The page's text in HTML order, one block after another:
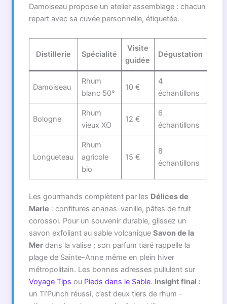
Damoiseau propose un atelier assemblage : chacun
repart avec sa cuvée personnelle, étiquetée.
Distillerie Spécialité
Visite
guidée
Dégustation
Damoiseau
Rhum
blanc 50°
10 €
4
échantillons
Bologne
Rhum
vieux XO
12 €
6
échantillons
Longueteau
Rhum
agricole
bio
15 €
8
échantillons
Les gourmands complètent par les Délices de
Marie : confitures ananas-vanille, pâtes de fruit
corossol. Pour un souvenir durable, glissez un
savon exfoliant au sable volcanique Savon de la
Merdans la valise ; son parfum tiaré rappelle la
plage de Sainte-Anne même en plein hiver
métropolitain. Les bonnes adresses pullulent sur
Voyage Tips ou Pieds dans le Sable. Insight final :
un Ti’Punch réussi, c’est deux tiers de rhum –